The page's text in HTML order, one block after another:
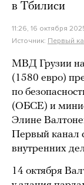
в Тбилиси
11:26, 16 октября
Источник: Первый
МВД Грузии
(1580 евро)
по
(ОБСЕ) и
Элине
Первый канал
внутренних
14 октября